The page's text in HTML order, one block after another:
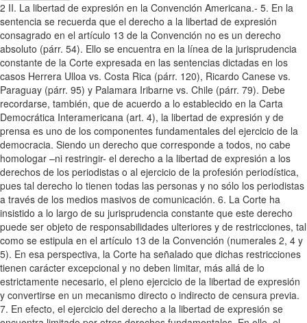
2 II. La libertad de expresión en la Convención Americana.- 5. En la
sentencia se recuerda que el derecho a la libertad de expresión
consagrado en el artículo 13 de la Convención no es un derecho
absoluto (párr. 54). Ello se encuentra en la línea de la jurisprudencia
constante de la Corte expresada en las sentencias dictadas en los
casos Herrera Ulloa vs. Costa Rica (párr. 120), Ricardo Canese vs.
Paraguay (párr. 95) y Palamara Iribarne vs. Chile (párr. 79). Debe
recordarse, también, que de acuerdo a lo establecido en la Carta
Democrática Interamericana (art. 4), la libertad de expresión y de
prensa es uno de los componentes fundamentales del ejercicio de la
democracia. Siendo un derecho que corresponde a todos, no cabe
homologar –ni restringir- el derecho a la libertad de expresión a los
derechos de los periodistas o al ejercicio de la profesión periodística,
pues tal derecho lo tienen todas las personas y no sólo los periodistas
a través de los medios masivos de comunicación. 6. La Corte ha
insistido a lo largo de su jurisprudencia constante que este derecho
puede ser objeto de responsabilidades ulteriores y de restricciones, tal
como se estipula en el artículo 13 de la Convención (numerales 2, 4 y
5). En esa perspectiva, la Corte ha señalado que dichas restricciones
tienen carácter excepcional y no deben limitar, más allá de lo
estrictamente necesario, el pleno ejercicio de la libertad de expresión
y convertirse en un mecanismo directo o indirecto de censura previa.
7. En efecto, el ejercicio del derecho a la libertad de expresión se